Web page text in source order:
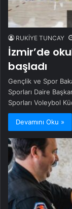
RUKİYE TUNCAY
İzmir’de
başladı
Gençlik ve Spor
Sporları Daire
Sporları Voleybol
Devamını Oku »